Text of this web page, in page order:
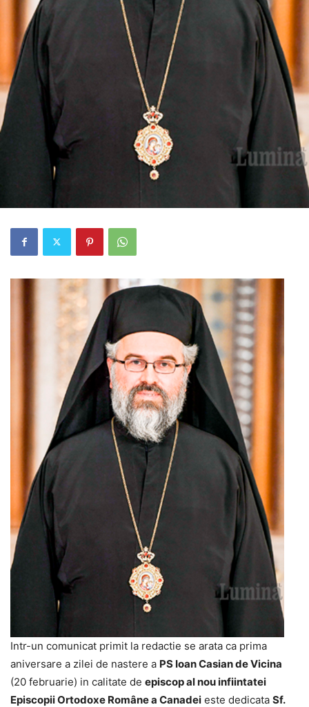
Intr-un comunicat primit la redactie se arata ca prima
aniversare a zilei de nastere a PS Ioan Casian de Vicina
(20 februarie) in calitate de episcop al nou infiintatei
Episcopii Ortodoxe Române a Canadei este dedicata Sf.